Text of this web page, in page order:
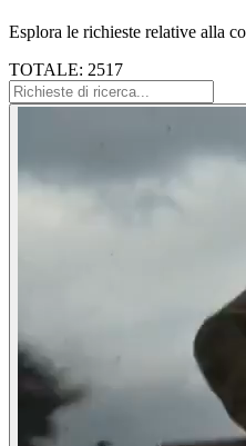
Esplora le richieste relative alla
TOTALE: 2517